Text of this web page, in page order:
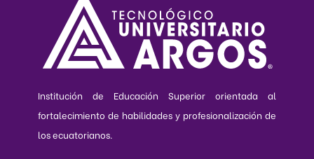
Institución de Educación Superior orientada al
fortalecimiento de habilidades y profesionalización de
los ecuatorianos.